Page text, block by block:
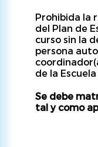
Prohibida la
del Plan de
curso sin la
persona
de la
Se debe
tal y como